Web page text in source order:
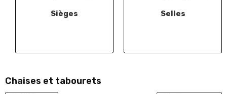
Sièges Selles
Chaises et tabourets